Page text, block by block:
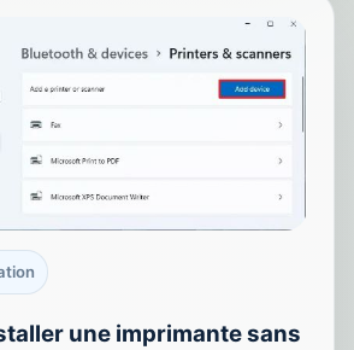
une imprimante sans